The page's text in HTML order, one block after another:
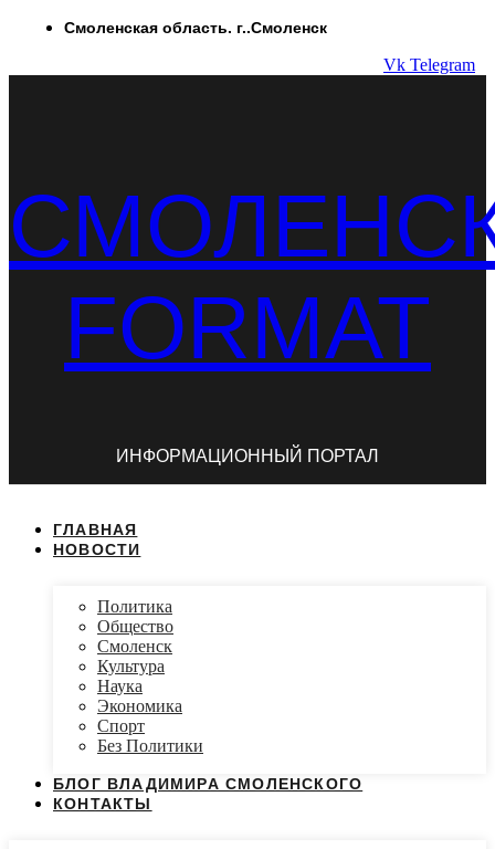
ПерейтиСмоленская область. г..Смоленск
Vk Telegram
FORMAT
ИНФОРМАЦИОННЫЙ ПОРТАЛ
ГЛАВНАЯ
НОВОСТИ
Политика
Общество
Смоленск
Культура
Наука
Экономика
Спорт
Без Политики
БЛОГ ВЛАДИМИРА СМОЛЕНСКОГО
КОНТАКТЫ